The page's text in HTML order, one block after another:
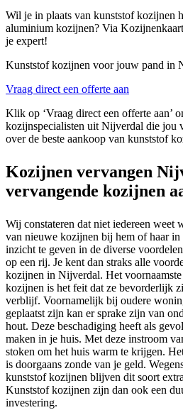
Wil je in plaats van kunststof kozijnen
aluminium kozijnen? Via
je expert!
Kunststof kozijnen voor jouw pand in
Vraag direct een offerte aan
Klik op ‘Vraag direct een offerte aan’
kozijnspecialisten uit Nijverdal die jou
over de beste aankoop van kunststof
Kozijnen vervangen
vervangende kozijnen
Wij constateren dat niet iedereen weet
van nieuwe kozijnen bij hem of haar
inzicht te geven in de diverse
op een rij. Je kent dan straks alle
kozijnen in Nijverdal. Het
kozijnen is het feit dat ze bevorderlijk
verblijf. Voornamelijk bij oudere
geplaatst zijn kan er sprake zijn van
hout. Deze beschadiging heeft als
maken in je huis. Met deze instroom
stoken om het huis warm te krijgen.
is doorgaans zonde van je geld.
kunststof kozijnen blijven dit soort
Kunststof kozijnen zijn dan ook een
investering.